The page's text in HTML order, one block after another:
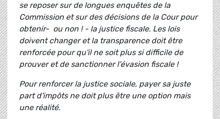
se reposer sur de longues enquêtes de la
Commission et sur des décisions de la Cour pour
obtenir- ou non ! - la justice fiscale. Les lois
doivent changer et la transparence doit être
renforcée pour qu'il ne soit plus si difficile de
prouver et de sanctionner l'évasion fiscale !
Pour renforcer la justice sociale, payer sa juste
part d'impôts ne doit plus être une option mais
une réalité.